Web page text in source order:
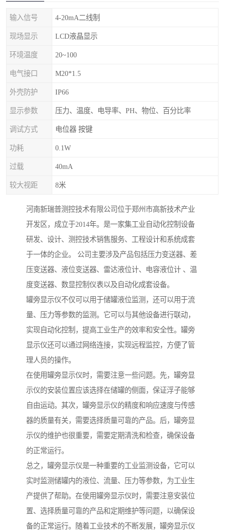
输入信号 4-20mA二线制
现场显示 LCD液晶显示
环境温度 20~100
电气接口 M20*1.5
外壳防护 IP66
显示参数 压力、温度、电导率、PH、物位、百分比率
调试方式 电位器 按键
功耗 0.1W
过载 40mA
较大视距 8米
河南新瑞普测控技术有限公司位于郑州市高新技术产业
开发区，成立于2014年。是一家集工业自动化控制设备
研发、设计、测控技术销售服务、工程设计和系统成套
于一体的企业。 公司主要涉及产品包括压力变送器、差
压变送器、液位变送器、雷达液位计、电容液位计 、温
度变送器、数显控制仪表以及自动化成套设备。
罐旁显示仪不仅可以用于储罐液位监测，还可以用于流
量、压力等参数的监测。它可以与其他设备进行联动，
实现自动化控制，提高工业生产的效率和安全性。罐旁
显示仪还可以通过网络连接，实现远程监控，方便了管
理人员的操作。
在使用罐旁显示仪时，需要注意一些问题。先，罐旁显
示仪的安装位置应该选择在储罐的侧面，保证浮子能够
自由运动。其次，罐旁显示仪的精度和响应速度与传感
器的质量有关，需要选择质量可靠的产品。后，罐旁显
示仪的维护也很重要，需要定期清洗和检查，确保设备
的正常运行。
总之，罐旁显示仪是一种重要的工业监测设备，它可以
实时监测储罐内的液位、流量、压力等参数，为工业生
产提供了帮助。在使用罐旁显示仪时，需要注意安装位
置、选择质量可靠的产品和定期维护等问题，以确保设
备的正常运行。随着工业技术的不断发展，罐旁显示仪